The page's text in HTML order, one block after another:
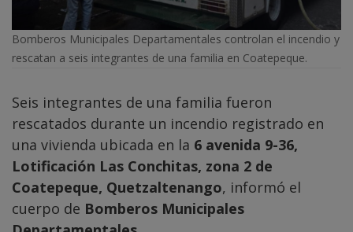
Bomberos Municipales Departamentales controlan el incendio y
rescatan a seis integrantes de una familia en Coatepeque.
Seis integrantes de una familia fueron
rescatados durante un incendio registrado en
una vivienda ubicada en la 6 avenida 9-36,
Lotificación Las Conchitas, zona 2 de
Coatepeque, Quetzaltenango, informó el
cuerpo de Bomberos Municipales